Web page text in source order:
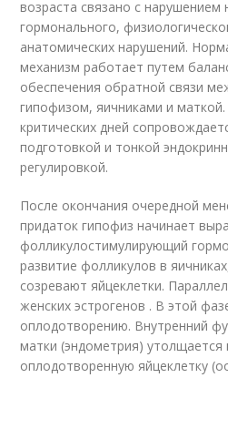
возраста связано с нарушением
гормонального,
анатомических нарушений.
механизм работает путем
обеспечения обратной связи
гипофизом, яичниками и маткой.
критических дней
подготовкой и тонкой
регулировкой.
После окончания очередной
придаток гипофиз начинает
фолликулостимулирующий
развитие фолликулов в
созревают яйцеклетки.
женских эстрогенов . В этой
оплодотворению. Внутренний
матки (эндометрия) утолщается
оплодотворенную яйцеклетку